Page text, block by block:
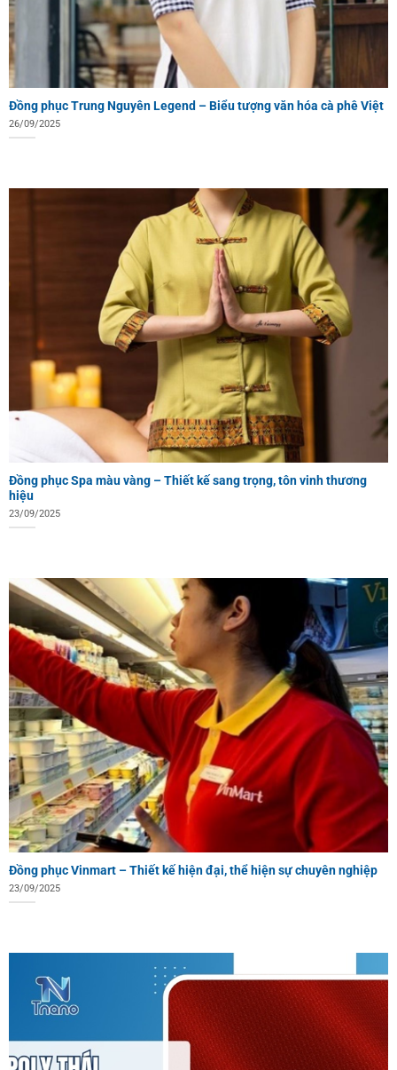
Đồng phục Trung Nguyên Legend – Biểu tượng văn hóa cà phê Việt
26/09/2025
Đồng phục Spa màu vàng – Thiết kế sang trọng, tôn vinh thương
hiệu
23/09/2025
Đồng phục Vinmart – Thiết kế hiện đại, thể hiện sự chuyên nghiệp
23/09/2025